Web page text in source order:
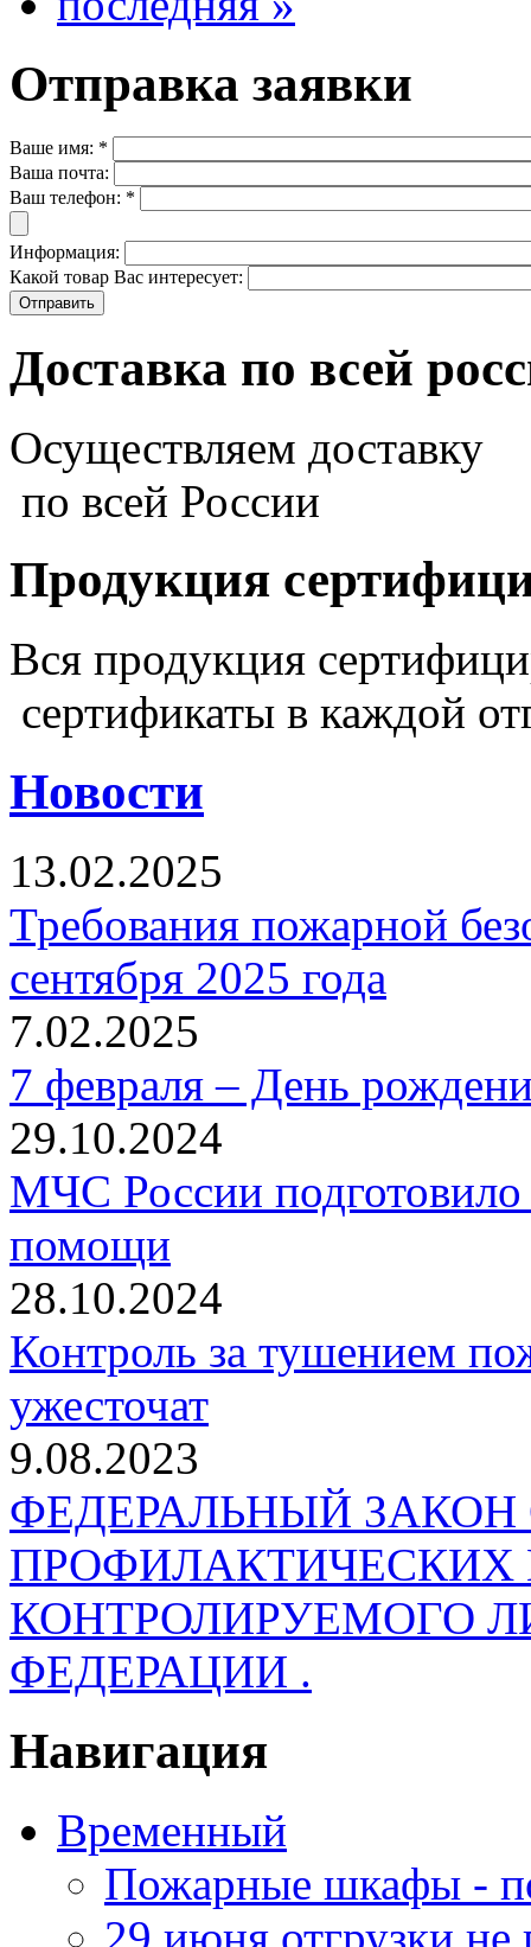
Отправка заявки
Ваше имя: *
Ваша почта:
Ваш телефон: *
Информация:
Какой товар Вас интересует:
Доставка по всей
Осуществляем доставку
по всей России
Продукция
Вся продукция
сертификаты в каждой
Новости
13.02.2025
Требования пожарной
сентября 2025 года
7.02.2025
7 февраля – День
29.10.2024
МЧС России
помощи
28.10.2024
Контроль за тушением
ужесточат
9.08.2023
ФЕДЕРАЛЬНЫЙ
КОНТРОЛИРУЕМОГО
ФЕДЕРАЦИИ .
Навигация
Временный
Пожарные шкафы -